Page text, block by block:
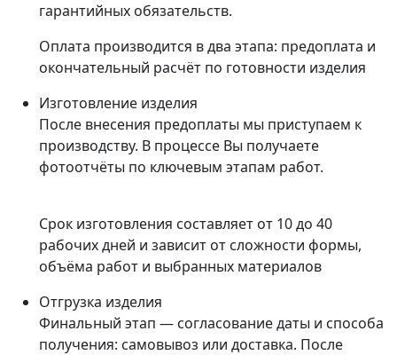
гарантийных обязательств.
Оплата производится в два этапа: предоплата и
окончательный расчёт по готовности изделия
Изготовление изделия
После внесения предоплаты мы приступаем к
производству. В процессе Вы получаете
фотоотчёты по ключевым этапам работ.
Срок изготовления составляет от 10 до 40
рабочих дней и зависит от сложности формы,
объёма работ и выбранных материалов
Отгрузка изделия
Финальный этап — согласование даты и способа
получения: самовывоз или доставка. После